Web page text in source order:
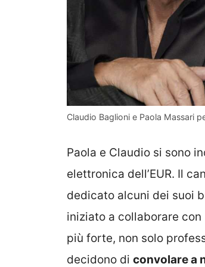
Claudio Baglioni e Paola Massari
Paola e Claudio si sono
elettronica dell’EUR. Il
dedicato alcuni dei suoi
iniziato a collaborare
più forte, non solo
decidono di convolare a